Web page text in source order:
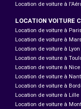
Location de voiture à
LOCATION VOITURE
Location de voiture à Paris
Location de voiture à
Location de voiture à Lyon
Location de voiture à
Location de voiture à Nice
Location de voiture à
Location de voiture à
Location de voiture à Lille
Location de voiture à